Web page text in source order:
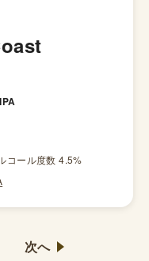
コール度数 4.5%
次へ